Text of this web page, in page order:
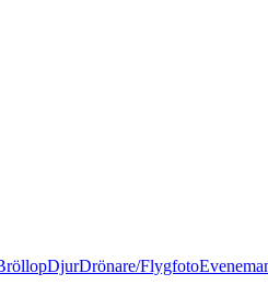
DjurDrönare/Flygfoto